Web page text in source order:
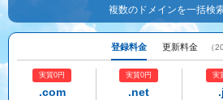
.jpドメインオークション
NEW!
.jpドメインバックオーダー
紹介制度
マニュアル
お問い合わせ
複数のドメインを一括検
登録料金 更新料金 （
実質0円
.com
実質0円
.net
実